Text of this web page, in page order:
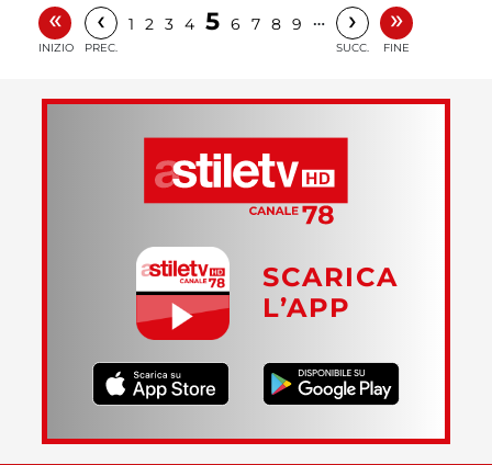
«
INIZIO
‹
PREC.
1 2 3 4 5 6 7 8 9 … ›
SUCC.
»
FINE
SCARICA
L’APP